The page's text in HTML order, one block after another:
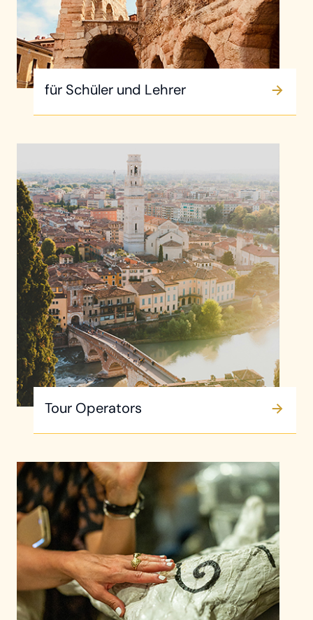
für Schüler und Lehrer
Tour Operators